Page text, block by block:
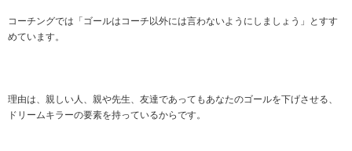
コーチングでは「ゴールはコーチ以外には言わないようにしましょう」とすす
めています。
理由は、親しい人、親や先生、友達であってもあなたのゴールを下げさせる、
ドリームキラーの要素を持っているからです。